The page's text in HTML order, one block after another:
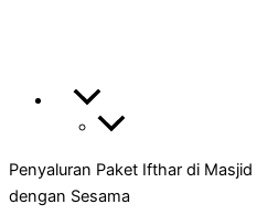
Penyaluran Paket Ifthar di
dengan Sesama